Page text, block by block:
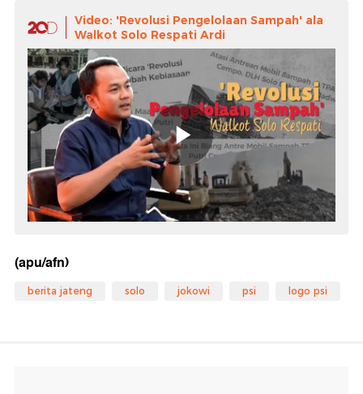
Video: 'Revolusi Pengelolaan Sampah' ala
Walkot Solo Respati Ardi
(apu/afn)
berita jateng solo jokowi psi logo psi